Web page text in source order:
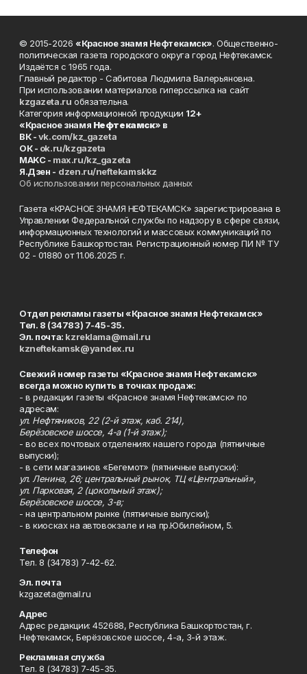
© 2015-2026 «Красное знамя Нефтекамск». Общественно-
политическая газета городского округа город Нефтекамск.
Издаётся с 1965 года.
Главный редактор - Сабитова Людмила Валерьяновна.
При использовании материалов гиперссылка на сайт
kzgazeta.ru обязательна.
Категория информационной продукции 12+
«Красное знамя Нефтекамск» в
ВК -vk.com/kz_gazeta
ОК - ok.ru/kzgazeta
MAKC - max.ru/kz_gazeta
Я.Дзен - dzen.ru/neftekamskkz
Об использовании персональных данных
Газета «КРАСНОЕ ЗНАМЯ НЕФТЕКАМСК» зарегистрирована в
Управлении Федеральной службы по надзору в сфере связи,
информационных технологий и массовых коммуникаций по
Республике Башкортостан. Регистрационный номер ПИ № ТУ
02 - 01880 от 11.06.2025 г.
Отдел рекламы газеты «Красное знамя Нефтекамск»
Тел. 8 (34783) 7-45-35.
Эл. почта: kzreklama@mail.ru
kzneftekamsk@yandex.ru
Свежий номер газеты «Красное знамя Нефтекамск»
всегда можно купить в точках продаж:
- в редакции газеты «Красное знамя Нефтекамск» по
адресам:
ул. Нефтяников, 22 (2-й этаж, каб. 214),
Берёзовское шоссе, 4-а (1-й этаж);
- во всех почтовых отделениях нашего города (пятничные
выпуски);
- в сети магазинов «Бегемот» (пятничные выпуски):
ул. Ленина, 26; центральный рынок, ТЦ «Центральный»,
ул. Парковая, 2 (цокольный этаж);
Берёзовское шоссе, 3-в;
- на центральном рынке (пятничные выпуски);
- в киосках на автовокзале и на пр.Юбилейном, 5.
Телефон
Тел. 8 (34783) 7-42-62.
Эл. почта
kzgazeta@mail.ru
Адрес
Адрес редакции: 452688, Республика Башкортостан, г.
Нефтекамск, Берёзовское шоссе, 4-а, 3-й этаж.
Рекламная служба
Тел. 8 (34783) 7-45-35.